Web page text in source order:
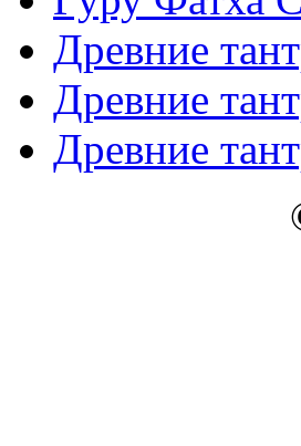
Древние
Древние
Древние